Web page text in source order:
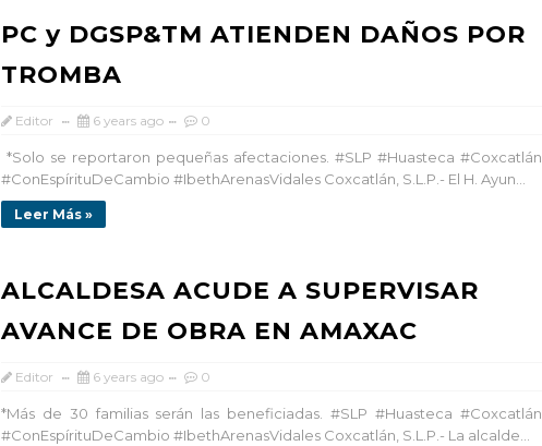
PC y DGSP&TM ATIENDEN DAÑOS POR
TROMBA
Editor 6 years ago 0
*Solo se reportaron pequeñas afectaciones. #SLP #Huasteca #Coxcatlán
#ConEspírituDeCambio #IbethArenasVidales Coxcatlán, S.L.P.- El H. Ayun...
Leer Más »
ALCALDESA ACUDE A SUPERVISAR
AVANCE DE OBRA EN AMAXAC
Editor 6 years ago 0
*Más de 30 familias serán las beneficiadas. #SLP #Huasteca #Coxcatlán
#ConEspírituDeCambio #IbethArenasVidales Coxcatlán, S.L.P.- La alcalde...